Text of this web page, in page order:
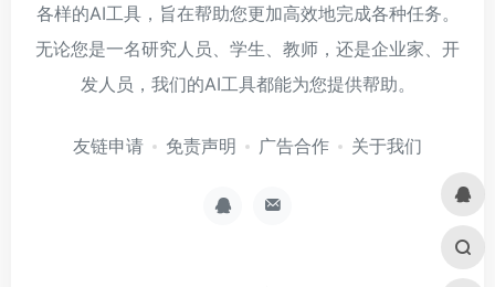
各样的AI工具，旨在帮助您更加高效地完成各种任务。
无论您是一名研究人员、学生、教师，还是企业家、开
发人员，我们的AI工具都能为您提供帮助。
友链申请 免责声明 广告合作 关于我们